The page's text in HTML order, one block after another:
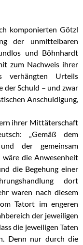
komponierten Götzl
der unmittelbaren
und Böhnhardt
zum Nachweis ihrer
verhängten Urteils
der Schuld – und zwar
Anschuldigung,
ihrer Mittäterschaft
„Gemäß dem
der gemeinsam
die Anwesenheit
die Begehung einer
dort
waren nach diesem
Tatort im engeren
der jeweiligen
die jeweiligen Taten
Denn nur durch die